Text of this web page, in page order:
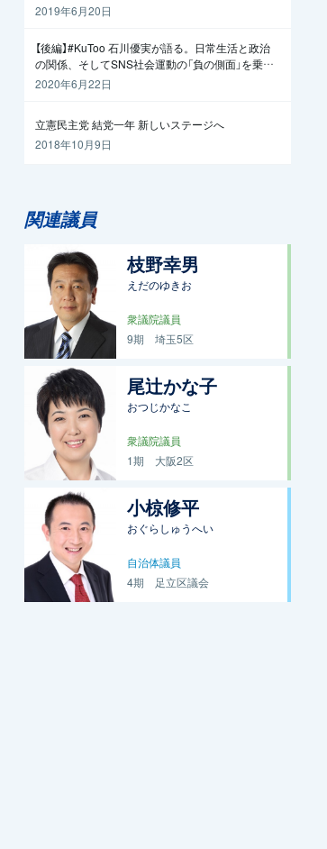
会
2019年6月20日
【後編】#KuToo 石川優実が語る。日常生活と政治
の関係、そしてSNS社会運動の「負の側面」を乗り
越えるには
2020年6月22日
立憲民主党 結党一年 新しいステージへ
2018年10月9日
関連議員
枝野幸男
えだのゆきお
衆議院議員
9期埼玉5区
尾辻󠄀かな子
おつじかなこ
衆議院議員
1期 大阪2区
小椋修平
おぐらしゅうへい
自治体議員
4期 足立区議会